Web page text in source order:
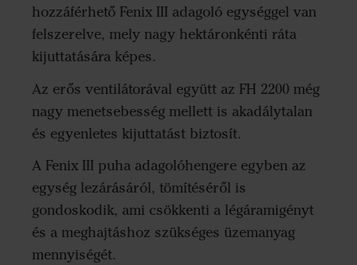
hozzáférhető Fenix III adagoló egységgel van
felszerelve, mely nagy hektáronkénti ráta
kijuttatására képes.
Az erős ventilátorával együtt az FH 2200 még
nagy menetsebesség mellett is akadálytalan
és egyenletes kijuttatást biztosít.
A Fenix III puha adagolóhengere egyben az
egység lezárásáról, tömítéséről is
gondoskodik, ami csökkenti a légáramigényt
és a meghajtáshoz szükséges üzemanyag
mennyiségét.